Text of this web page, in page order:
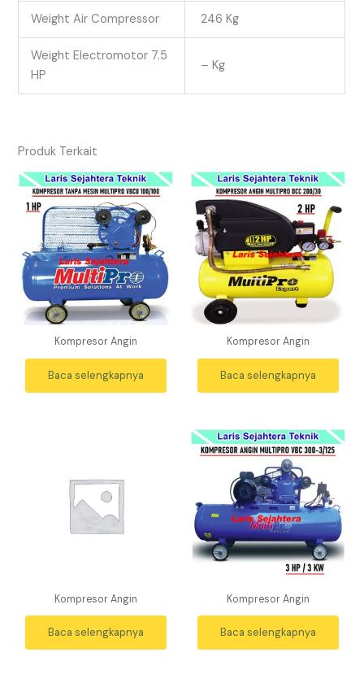
Weight Air Compressor 246 Kg
Weight Electromotor 7.5
HP
– Kg
Produk Terkait
Kompresor Angin
Baca selengkapnya
Kompresor Angin
Baca selengkapnya
Kompresor Angin
Baca selengkapnya
Kompresor Angin
Baca selengkapnya